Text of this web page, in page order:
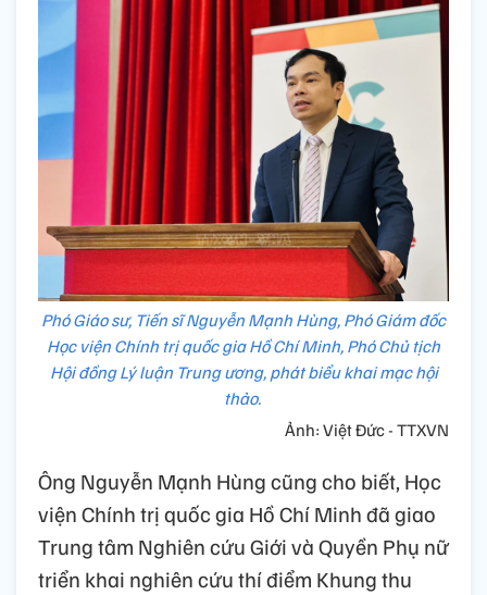
Phó Giáo sư, Tiến sĩ Nguyễn Mạnh Hùng, Phó Giám đốc
Học viện Chính trị quốc gia Hồ Chí Minh, Phó Chủ tịch
Hội đồng Lý luận Trung ương, phát biểu khai mạc hội
thảo.
Ảnh: Việt Đức - TTXVN
Ông Nguyễn Mạnh Hùng cũng cho biết, Học
viện Chính trị quốc gia Hồ Chí Minh đã giao
Trung tâm Nghiên cứu Giới và Quyền Phụ nữ
triển khai nghiên cứu thí điểm Khung thu